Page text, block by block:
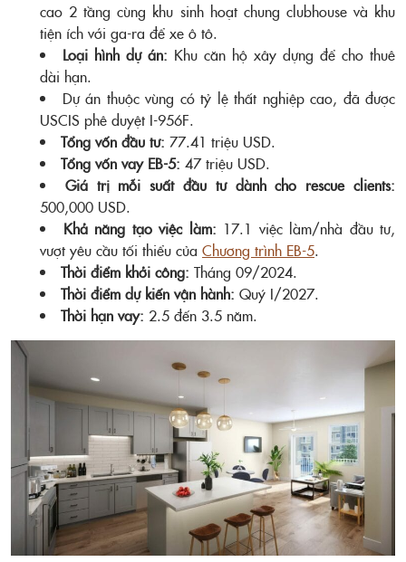
cao 2 tầng cùng khu sinh hoạt chung clubhouse và khu
tiện ích với ga-ra để xe ô tô.
Loại hình dự án: Khu căn hộ xây dựng để cho thuê
dài hạn.
Dự án thuộc vùng có tỷ lệ thất nghiệp cao, đã được
USCIS phê duyệt I-956F.
Tổng vốn đầu tư: 77.41 triệu USD.
Tổng vốn vay EB-5: 47 triệu USD.
Giá trị mỗi suất đầu tư dành cho rescue clients:
500,000 USD.
Khả năng tạo việc làm: 17.1 việc làm/nhà đầu tư,
vượt yêu cầu tối thiểu của Chương trình EB-5.
Thời điểm khởi công: Tháng 09/2024.
Thời điểm dự kiến vận hành: Quý I/2027.
Thời hạn vay: 2.5 đến 3.5 năm.